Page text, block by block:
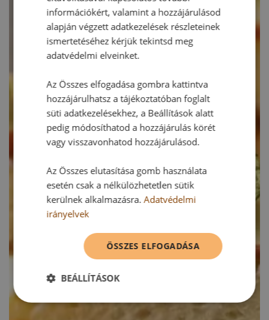
információkért, valamint a hozzájárulásod
alapján végzett adatkezelések részleteinek
ismertetéséhez kérjük tekintsd meg
adatvédelmi elveinket.
Az Összes elfogadása gombra kattintva
hozzájárulhatsz a tájékoztatóban foglalt
süti adatkezelésekhez, a Beállítások alatt
pedig módosíthatod a hozzájárulás körét
vagy visszavonhatod hozzájárulásod.
Az Összes elutasítása gomb használata
esetén csak a nélkülözhetetlen sütik
kerülnek alkalmazásra.Adatvédelmi
irányelvek
ÖSSZES ELFOGADÁSA
BEÁLLÍTÁSOK